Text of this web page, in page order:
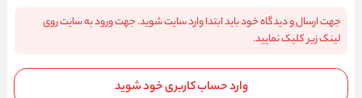
جهت ارسال و دیدگاه خود باید ابتدا وارد سایت شوید. جهت ورود به سایت روی
لینک زیر کلیک نمایید.
وارد حساب کاربری خود شوید